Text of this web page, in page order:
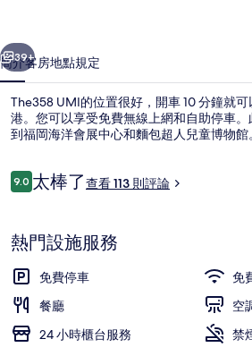
個 下一個
39+
簡介客房地點規定
The358 UMI的位置很好，開車 10 分鐘就
港。您可以享受免費無線上網和自助停車
到福岡海洋會展中心和麵包超人兒童博物館。
評
論
9.09.0 分，滿分 10 分，
太棒了查看 113 則評論
熱門設施服務
免費停車
免
餐廳
空
24 小時櫃台服務
禁